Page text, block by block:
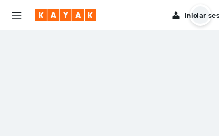
Iniciar